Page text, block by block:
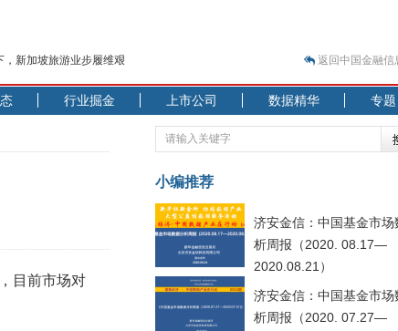
，新加坡旅游业步履维艰
的香港零售业如何浴火重生？
一家香港传统零售商的转型突围之旅
金市场数据分析周报（2020. 07.27—2020.07.31）
】同业存单、结构性存款玩起“跷跷板” 结构性失衡藏
放300亿元 短端资金利率明显下行
轮冲击 债市回调十年期债表现最弱
涨逾3% 沪银及两粕涨势喜人
官之星发射成功，全产业链解析
返回中国金融信
行业掘金 上市公司 数据精华 专题
目前市场对
小编推荐
济安金信：中国基金市场
析周报（2020. 08.17—
2020.08.21）
济安金信：中国基金市场
析周报（2020. 07.27—